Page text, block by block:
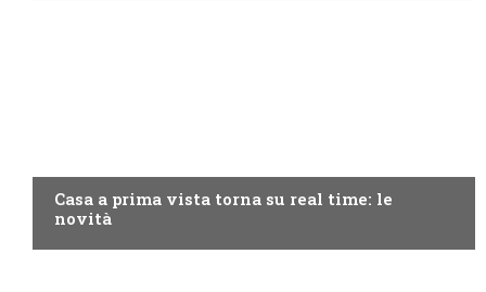
Casa a prima vista torna su real time: le
novità